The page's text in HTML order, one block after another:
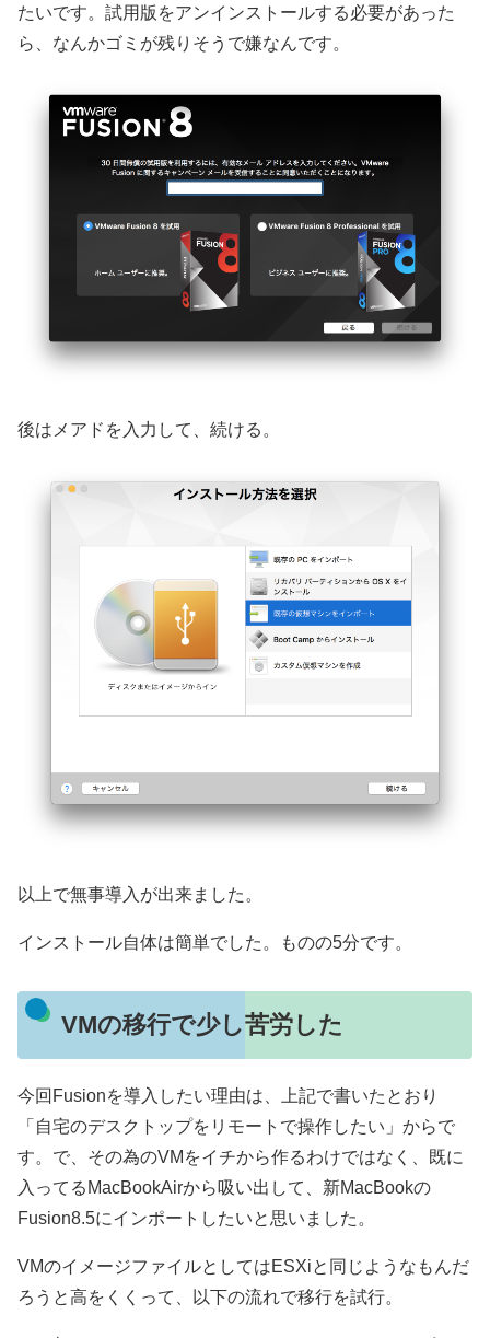
たいです。試用版をアンインストールする必要があった
ら、なんかゴミが残りそうで嫌なんです。
後はメアドを入力して、続ける。
以上で無事導入が出来ました。
インストール自体は簡単でした。ものの5分です。
VMの移行で少し苦労した
今回Fusionを導入したい理由は、上記で書いたとおり
「自宅のデスクトップをリモートで操作したい」からで
す。で、その為のVMをイチから作るわけではなく、既に
入ってるMacBookAirから吸い出して、新MacBookの
Fusion8.5にインポートしたいと思いました。
VMのイメージファイルとしてはESXiと同じようなもんだ
ろうと高をくくって、以下の流れで移行を試行。